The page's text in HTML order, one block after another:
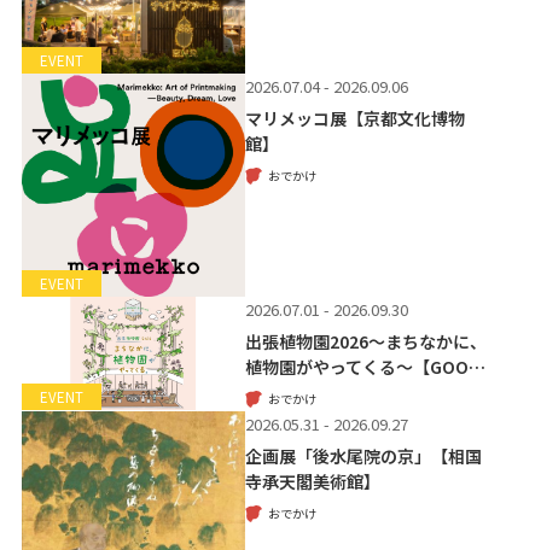
EVENT
EVENT
2026.07.04 - 2026.09.06
マリメッコ展【京都文化博物
館】
おでかけ
EVENT
2026.07.01 - 2026.09.30
出張植物園2026～まちなかに、
植物園がやってくる～【GOO…
おでかけ
2026.05.31 - 2026.09.27
企画展「後水尾院の京」【相国
寺承天閣美術館】
おでかけ